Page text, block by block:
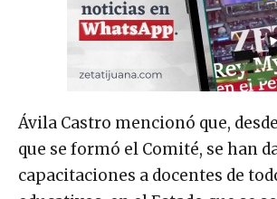
Ávila Castro mencionó que,
que se formó el Comité, se han
capacitaciones a docentes de